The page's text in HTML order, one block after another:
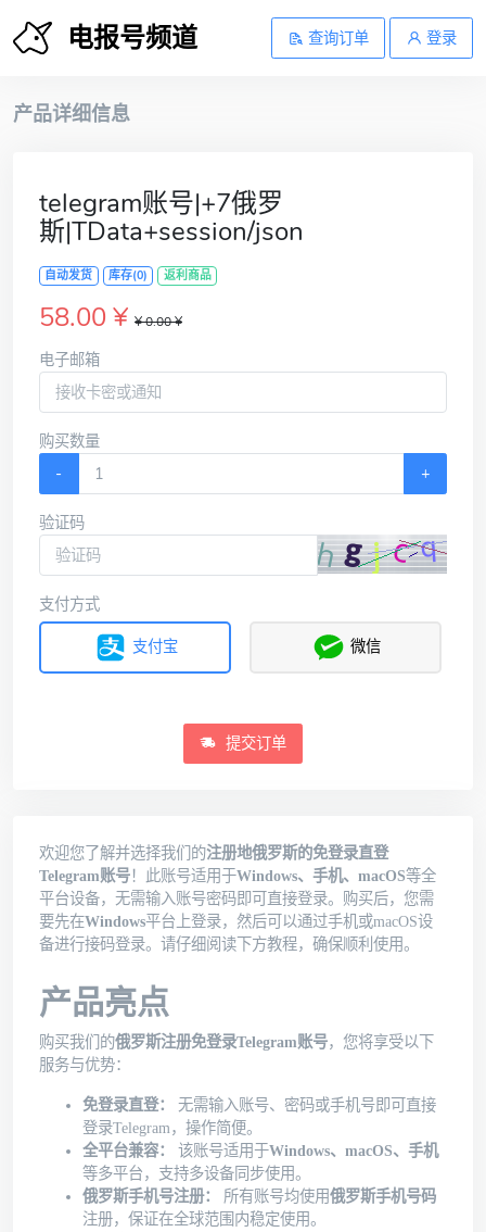
电报号频道 查询订单 登录
产品详细信息
telegram账号|+7俄罗
斯|TData+session/json
自动发货 库存(0) 返利商品
58.00 ¥ ¥ 0.00 ¥
电子邮箱
购买数量
-
+
验证码
支付方式
支付宝
微信
提交订单
欢迎您了解并选择我们的注册地俄罗斯的免登录直登
Telegram账号！此账号适用于Windows、手机、macOS等全
平台设备，无需输入账号密码即可直接登录。购买后，您需
要先在Windows平台上登录，然后可以通过手机或macOS设
备进行接码登录。请仔细阅读下方教程，确保顺利使用。
产品亮点
购买我们的俄罗斯注册免登录Telegram账号，您将享受以下
服务与优势：
免登录直登：
无需输入账号、密码或手机号即可直接
登录Telegram，操作简便。
全平台兼容：
该账号适用于Windows、macOS、手机
等多平台，支持多设备同步使用。
俄罗斯手机号注册：
所有账号均使用俄罗斯手机号码
注册，保证在全球范围内稳定使用。